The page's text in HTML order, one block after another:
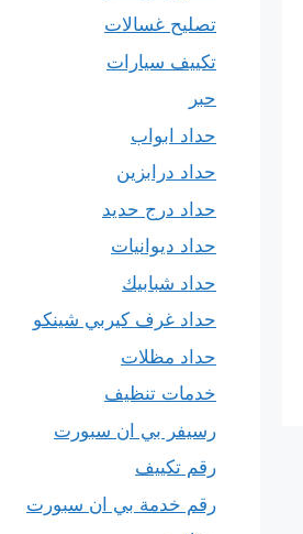
تصليح غسالات
تكييف سيارات
حبر
حداد ابواب
حداد درابزين
حداد درج حديد
حداد ديوانيات
حداد شبابيك
حداد غرف كيربي شينكو
حداد مظلات
خدمات تنظيف
رسيفر بي ان سبورت
رقم تكييف
رقم خدمة بي ان سبورت